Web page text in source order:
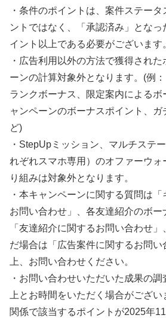
・条件のポイントは、案件ステー
ントではなく、「承認済み」とな
イント以上である必要がございます
・広告利用以外の方法で獲得され
ーンの計算対象外となります。(例：
ランクボーナス、限定案内によるボ
ャンペーンのボーナスポイント、
ど)
・StepUpミッション、マルチステ
れぞれスマホ専用）のオファーウォ
り組みは対象外となります。
・本キャンペーンに関する質問は
お問い合わせ」、各友達紹介のボ
「友達紹介に関するお問い合わせ
だ場合は「広告案件に関するお問
上、お問い合わせください。
・お問い合わせいただいた成果の
上とお時間をいただく場合がござ
関係で該当するポイントが2025年